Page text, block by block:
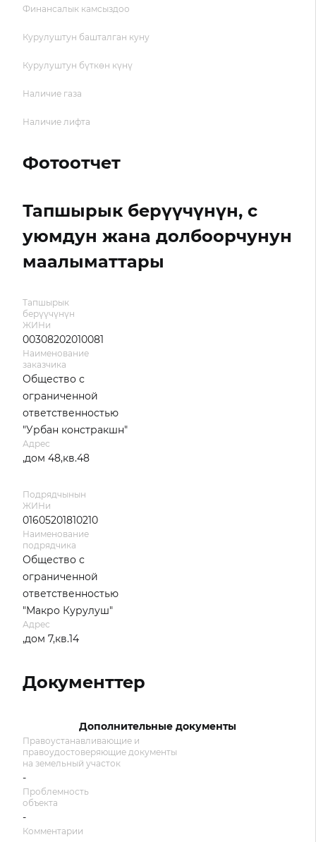
Финансалык камсыздоо
Курулуштун башталган куну
Курулуштун бүткөн күнү
Наличие газа
Наличие лифта
Фотоотчет
Тапшырык берүүчүнүн, с
уюмдун жана долбоорчунун
маалыматтары
Тапшырык
берүүчүнүн
ЖИНи
00308202010081
Наименование
заказчика
Общество с
ограниченной
ответственностью
"Урбан констракшн"
Адрес
,дом 48,кв.48
Подрядчынын
ЖИНи
01605201810210
Наименование
подрядчика
Общество с
ограниченной
ответственностью
"Макро Курулуш"
Адрес
,дом 7,кв.14
Документтер
Дополнительные документы
Правоустанавливающие и
правоудостоверяющие документы
на земельный участок
-
Проблемность
объекта
-
Комментарии